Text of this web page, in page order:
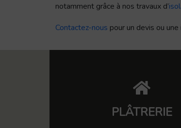
notamment grâce à nos travaux d’
Contactez-nous pour un devis ou
PLÂTRERIE